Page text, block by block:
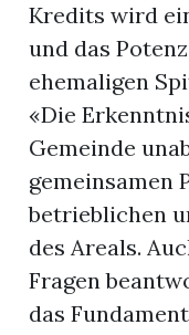
Kredits wird
und das
ehemaligen
«Die
Gemeinde
gemeinsamen
betrieblichen
des Areals.
Fragen
das